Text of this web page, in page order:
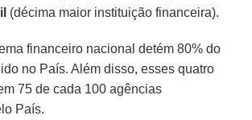
(décima maior instituição financeira).
financeiro nacional detém 80% do
no País. Além disso, esses quatro
75 de cada 100 agências
País.